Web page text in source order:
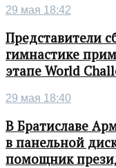
29 мая 18:42
Представители
гимнастике
этапе World
29 мая 18:40
В Братиславе
в панельной
помощник